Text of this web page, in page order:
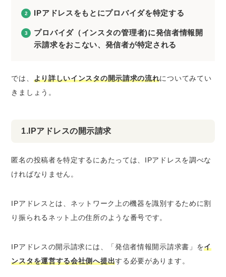
IPアドレスをもとにプロバイダを特定する
プロバイダ（インスタの管理者)に発信者情報開
示請求をおこない、発信者が特定される
では、 より詳しいインスタの開示請求の流れについてみてい
きましょう。
1.IPアドレスの開示請求
匿名の投稿者を特定するにあたっては、IPアドレスを調べな
ければなりません。
IPアドレスとは、ネットワーク上の機器を識別するために割
り振られるネット上の住所のような番号です。
IPアドレスの開示請求には、「発信者情報開示請求書 」をイ
ンスタを運営する会社側へ提出する必要があります。